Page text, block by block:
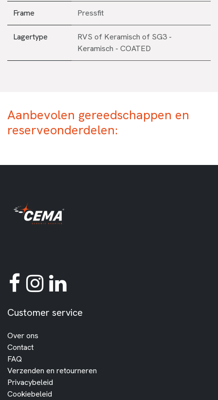
Frame Pressfit
Lagertype RVS of Keramisch of SG3 -
Keramisch - COATED
Aanbevolen gereedschappen en
reserveonderdelen:
Customer service
Over ons
Contact
FAQ
Verzenden en retourneren
Privacybeleid
Cookiebeleid